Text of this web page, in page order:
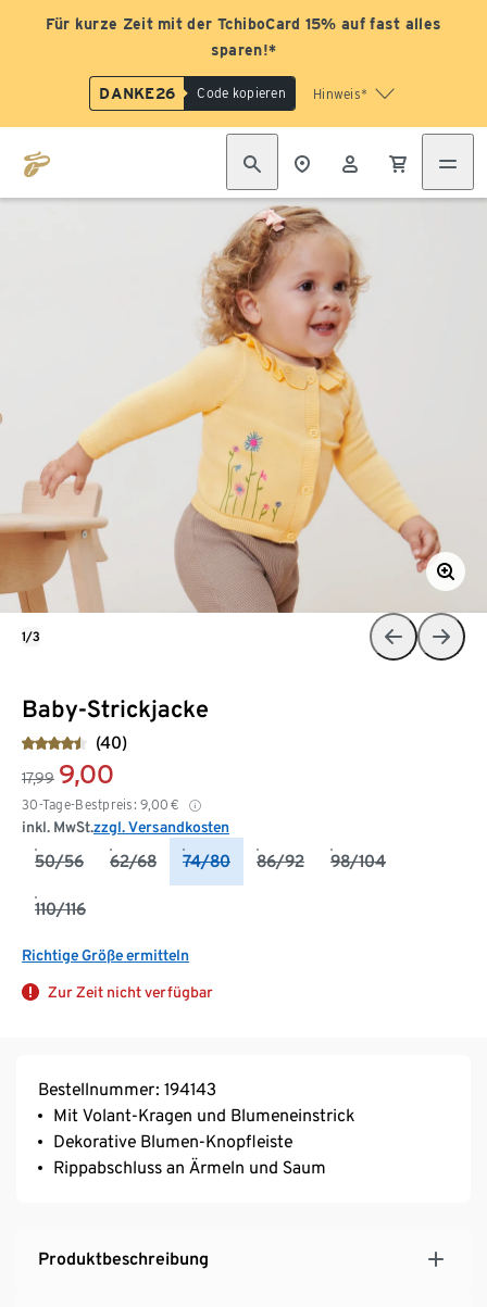
Für kurze Zeit mit der TchiboCard 15% auf fast alles
sparen!*
DANKE26 Code kopieren Hinweis*
Baby-Strickjacke
(40)
17,99 9,00
30-Tage-Bestpreis: 9,00 €
inkl. MwSt.zzgl. Versandkosten
50/56 62/68 74/80 86/92 98/104
110/116
Richtige Größe ermitteln
Zur Zeit nicht verfügbar
1/3
Bestellnummer: 194143
Mit Volant-Kragen und Blumeneinstrick
Dekorative Blumen-Knopfleiste
Rippabschluss an Ärmeln und Saum
Produktbeschreibung